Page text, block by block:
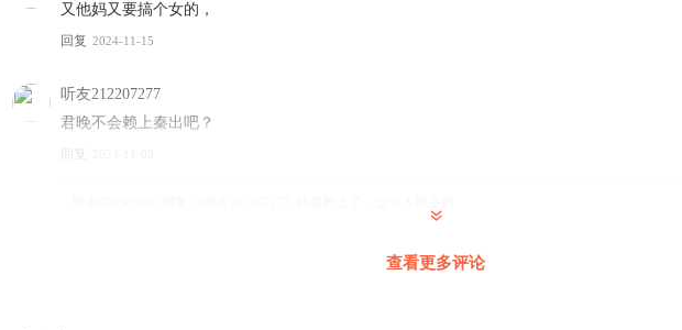
又他妈又要搞个女的，
回复 2024-11-15
听友212207277
君晚不会赖上秦出吧？
回复
查看更多评论